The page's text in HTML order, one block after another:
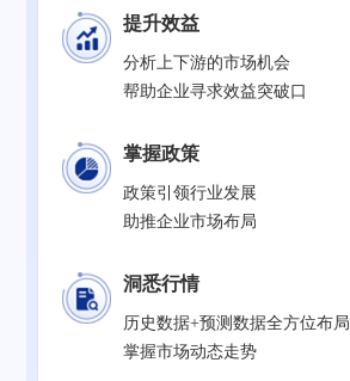
提升效益
分析上下游的市场机会
帮助企业寻求效益突破口
掌握政策
政策引领行业发展
助推企业市场布局
洞悉行情
历史数据+预测数据全方位布局
掌握市场动态走势